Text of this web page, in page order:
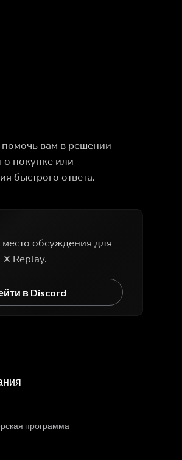
вам в решении
покупке или
быстрого ответа.
обсуждения для
Replay.
в Discord
программа